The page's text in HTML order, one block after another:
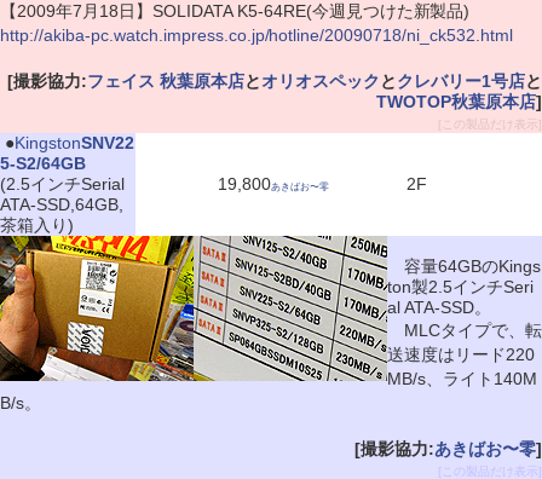
【2009年7月18日】SOLIDATA K5-64RE(今週見つけた新製品)
http://akiba-pc.watch.impress.co.jp/hotline/20090718/ni_ck532.html
[撮影協力:フェイス 秋葉原本店とオリオスペック とクレバリー1号店と
TWOTOP秋葉原本店]
[この製品だけ表示]
●KingstonSNV22
5-S2/64GB
(2.5インチSerial
ATA-SSD,64GB,
茶箱入り)
19,800あきばお〜零 2F
容量64GBのKings
ton製2.5インチSeri
al ATA-SSD。
MLCタイプで、転
送速度はリード220
MB/s、ライト140M
B/s。
[撮影協力:あきばお〜零]
[この製品だけ表示]